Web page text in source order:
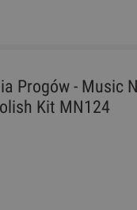
Progów - Music
Kit MN124